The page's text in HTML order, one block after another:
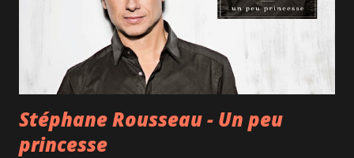
brûlée de foie gras de canard, gelée de vin doux et brioche.
Généreuse et goûteuse. Puis la soupe du jour au maïs,
excellente et originale avec son maïs sou...
Stéphane Rousseau - Un peu
princesse